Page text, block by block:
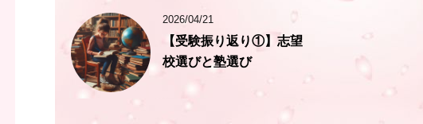
2026/04/21
【受験振り返り①】志望
校選びと塾選び